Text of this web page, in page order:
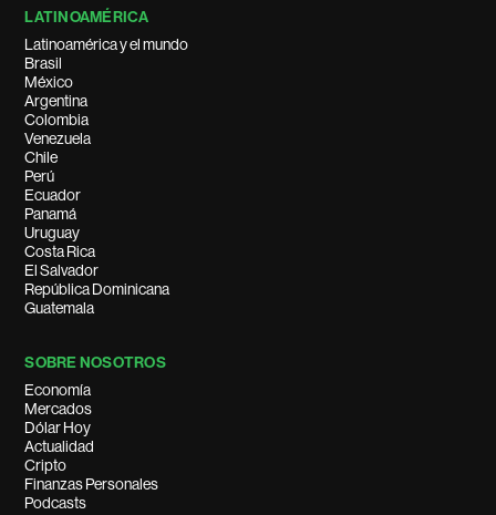
LATINOAMÉRICA
Latinoamérica y el mundo
Brasil
México
Argentina
Colombia
Venezuela
Chile
Perú
Ecuador
Panamá
Uruguay
Costa Rica
El Salvador
República Dominicana
Guatemala
SOBRE NOSOTROS
Economía
Mercados
Dólar Hoy
Actualidad
Cripto
Finanzas Personales
Podcasts